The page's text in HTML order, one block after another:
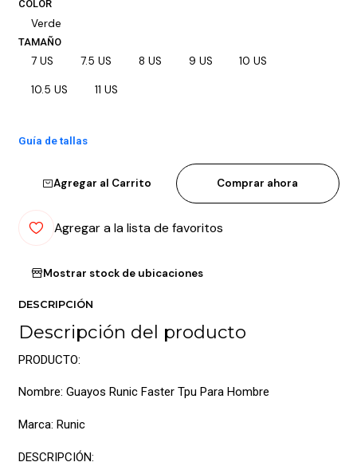
COLOR
Verde
TAMAÑO
7 US 7.5 US 8 US 9 US 10 US
10.5 US 11 US
Guía de tallas
Agregar al Carrito Comprar ahora
Agregar a la lista de favoritos
Mostrar stock de ubicaciones
DESCRIPCIÓN
Descripción del producto
PRODUCTO:
Nombre: Guayos Runic Faster Tpu Para Hombre
Marca: Runic
DESCRIPCIÓN: